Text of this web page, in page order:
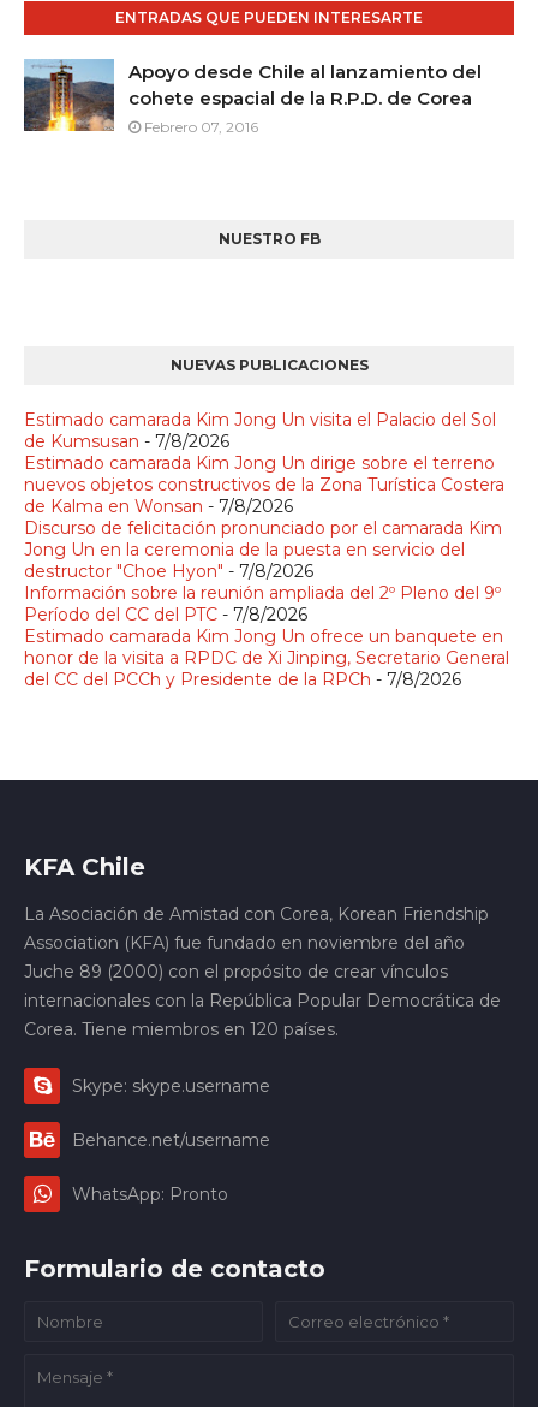
ENTRADAS QUE PUEDEN INTERESARTE
Apoyo desde Chile al lanzamiento del
cohete espacial de la R.P.D. de Corea
Febrero 07, 2016
NUESTRO FB
NUEVAS PUBLICACIONES
Estimado camarada Kim Jong Un visita el Palacio del Sol
de Kumsusan - 7/8/2026
Estimado camarada Kim Jong Un dirige sobre el terreno
nuevos objetos constructivos de la Zona Turística Costera
de Kalma en Wonsan - 7/8/2026
Discurso de felicitación pronunciado por el camarada Kim
Jong Un en la ceremonia de la puesta en servicio del
destructor "Choe Hyon" - 7/8/2026
Información sobre la reunión ampliada del 2º Pleno del 9º
Período del CC del PTC - 7/8/2026
Estimado camarada Kim Jong Un ofrece un banquete en
honor de la visita a RPDC de Xi Jinping, Secretario General
del CC del PCCh y Presidente de la RPCh - 7/8/2026
KFA Chile
La Asociación de Amistad con Corea, Korean Friendship
Association (KFA) fue fundado en noviembre del año
Juche 89 (2000) con el propósito de crear vínculos
internacionales con la República Popular Democrática de
Corea. Tiene miembros en 120 países.
Skype: skype.username
Behance.net/username
WhatsApp: Pronto
Formulario de contacto